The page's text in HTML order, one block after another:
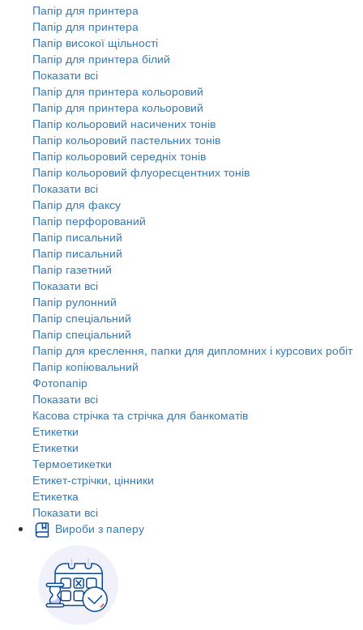
Папір для принтера
Папір для принтера
Папір високої щільності
Папір для принтера білий
Показати всі
Папір для принтера кольоровий
Папір для принтера кольоровий
Папір кольоровий насичених тонів
Папір кольоровий пастельних тонів
Папір кольоровий середніх тонів
Папір кольоровий флуоресцентних тонів
Показати всі
Папір для факсу
Папір перфорований
Папір писальний
Папір писальний
Папір газетний
Показати всі
Папір рулонний
Папір спеціальний
Папір спеціальний
Папір для креслення, папки для дипломних і курсових робіт
Папір копіювальний
Фотопапір
Показати всі
Касова стрічка та стрічка для банкоматів
Етикетки
Етикетки
Термоетикетки
Етикет-стрічки, цінники
Етикетка
Показати всі
Вироби з паперу